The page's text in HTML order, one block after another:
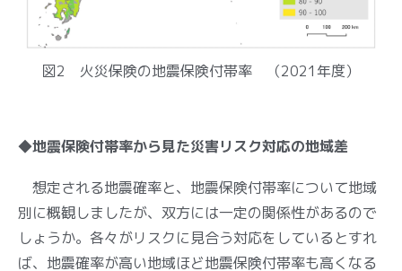
図2 火災保険の地震保険付帯率 （2021年度）
◆地震保険付帯率から見た災害リスク対応の地域差
想定される地震確率と、地震保険付帯率について地域
別に概観しましたが、双方には一定の関係性があるので
しょうか。各々がリスクに見合う対応をしているとすれ
ば、地震確率が高い地域ほど地震保険付帯率も高くなる